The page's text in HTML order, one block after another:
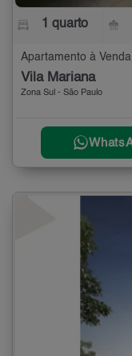
1 quarto
Apartamento à
Vila Mariana
Zona Sul - São Paulo